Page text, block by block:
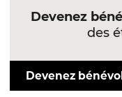
Devenez
des
Devenez